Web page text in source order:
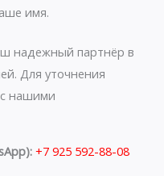
имя.
надежный партнёр в
Для уточнения
с нашими
+7 925 592-88-08